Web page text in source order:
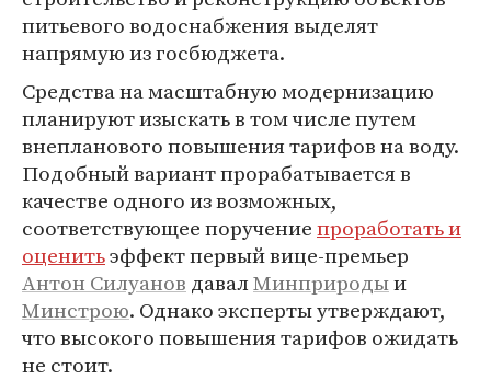
питьевого водоснабжения выделят
напрямую из госбюджета.
Средства на масштабную модернизацию
планируют изыскать в том числе путем
внепланового повышения тарифов на воду.
Подобный вариант прорабатывается в
качестве одного из возможных,
соответствующее поручениепроработать и
оценитьэффект первый вице-премьер
Антон Силуанов давалМинприродыи
Минстрою. Однако эксперты утверждают,
что высокого повышения тарифов ожидать
не стоит.